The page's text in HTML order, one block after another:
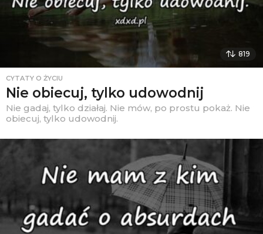
819
CYTATY O ŻYCIU
Nie obiecuj, tylko udowodnij
Nie gadaj, tylko działaj. Nie mów, po prostu pokaż. Nie
obiecuj, tylko udowodnij.